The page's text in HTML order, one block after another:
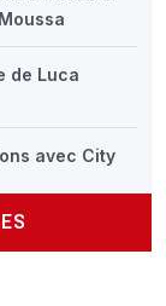
de Luca
avec City